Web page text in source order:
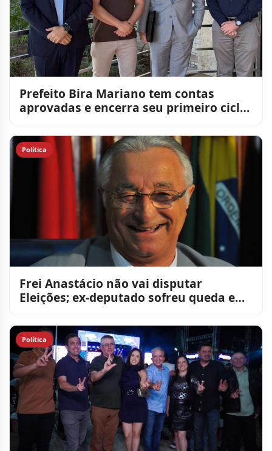
Prefeito Bira Mariano tem contas
aprovadas e encerra seu primeiro ciclo
Política
Frei Anastácio não vai disputar
Eleições; ex-deputado sofreu queda e
Política